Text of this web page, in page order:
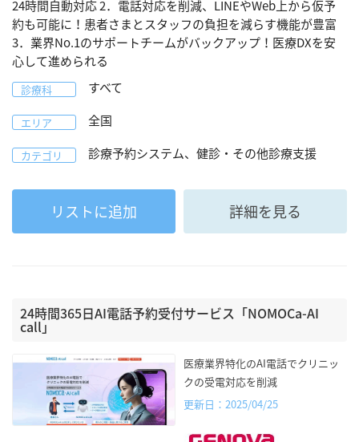
24時間自動対応 2．電話対応を削減、LINEやWeb上から仮予
約も可能に！患者さまとスタッフの負担を減らす機能が豊富
3．業界No.1のサポートチームがバックアップ！医療DXを安
心して進められる
診療科 すべて
エリア 全国
カテゴリ 診療予約システム、健診・その他診療支援
リストに追加 詳細を見る
24時間365日AI電話予約受付サービス「NOMOCa-AI
call」
医療業界特化のAI電話でクリニッ
クの受電対応を削減
更新日：2025/04/25